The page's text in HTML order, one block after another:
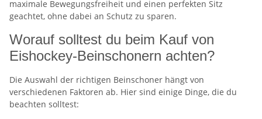
maximale Bewegungsfreiheit und einen perfekten Sitz
geachtet, ohne dabei an Schutz zu sparen.
Worauf solltest du beim Kauf von
Eishockey-Beinschonern achten?
Die Auswahl der richtigen Beinschoner hängt von
verschiedenen Faktoren ab. Hier sind einige Dinge, die du
beachten solltest: